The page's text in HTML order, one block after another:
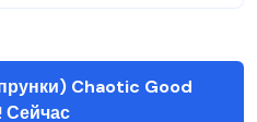
Chaotic Good
Сейчас